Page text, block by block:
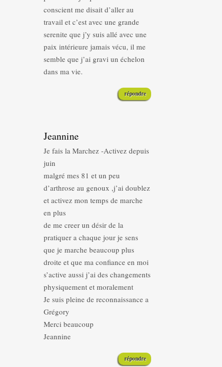
conscient me disait d’aller au
travail et c’est avec une grande
serenite que j’y suis allé avec une
paix intérieure jamais vécu, il me
semble que j’ai gravi un échelon
dans ma vie.
répondre
Jeannine
Je fais la Marchez -Activez depuis
juin
malgré mes 81 et un peu
d’arthrose au genoux ,j’ai doublez
et activez mon temps de marche
en plus
de me creer un désir de la
pratiquer a chaque jour je sens
que je marche beaucoup plus
droite et que ma confiance en moi
s’active aussi j’ai des changements
physiquement et moralement
Je suis pleine de reconnaissance a
Grégory
Merci beaucoup
Jeannine
répondre